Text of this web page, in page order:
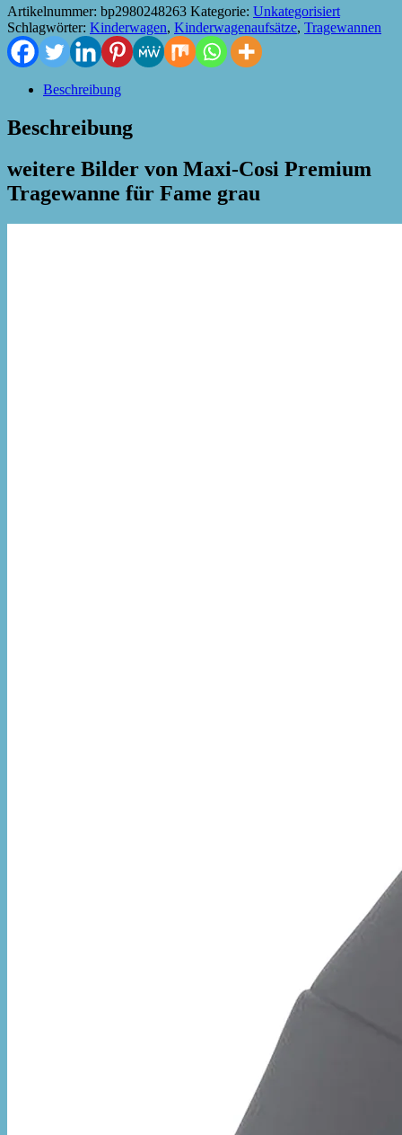
Artikelnummer: bp2980248263 Kategorie: Unkategorisiert
Schlagwörter: Kinderwagen, Kinderwagenaufsätze, Tragewannen
Beschreibung
Beschreibung
weitere Bilder von Maxi-Cosi Premium
Tragewanne für Fame grau